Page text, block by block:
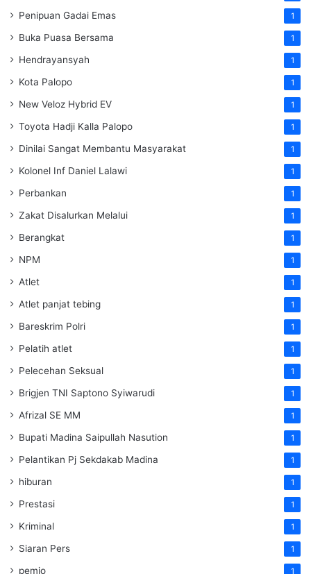
Penipuan Gadai Emas 1
Buka Puasa Bersama 1
Hendrayansyah 1
Kota Palopo 1
New Veloz Hybrid EV 1
Toyota Hadji Kalla Palopo 1
Dinilai Sangat Membantu Masyarakat 1
Kolonel Inf Daniel Lalawi 1
Perbankan 1
Zakat Disalurkan Melalui 1
Berangkat 1
NPM 1
Atlet 1
Atlet panjat tebing 1
Bareskrim Polri 1
Pelatih atlet 1
Pelecehan Seksual 1
Brigjen TNI Saptono Syiwarudi 1
Afrizal SE MM 1
Bupati Madina Saipullah Nasution 1
Pelantikan Pj Sekdakab Madina 1
hiburan 1
Prestasi 1
Kriminal 1
Siaran Pers 1
pemjo 1